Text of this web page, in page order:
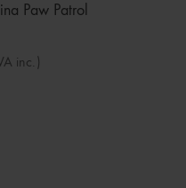
Paw Patrol
inc.)